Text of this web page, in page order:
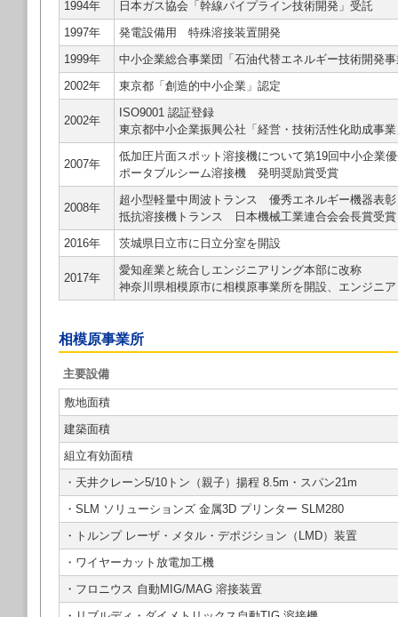
1994年
日本ガス協会「幹線パイプライン技術開発」受託
1997年
発電設備用 特殊溶接装置開発
1999年
中小企業総合事業団「石油代替エネルギー技術開発
2002年
東京都「創造的中小企業」認定
2002年
ISO9001 認証登録
東京都中小企業振興公社「経営・技術活性化助成事
2007年
低加圧片面スポット溶接機について第19回中小企業
ポータブルシーム溶接機 発明奨励賞受賞
2008年
超小型軽量中周波トランス 優秀エネルギー機器表彰
抵抗溶接機トランス 日本機械工業連合会会長賞受賞
2016年
茨城県日立市に日立分室を開設
2017年
愛知産業と統合しエンジニアリング本部に改称
神奈川県相模原市に相模原事業所を開設、エンジニ
相模原事業所
主要設備
敷地面積
建築面積
組立有効面積
・天井クレーン5/10トン（親子）揚程 8.5m・スパン21m
・SLM ソリューションズ 金属3D プリンター SLM280
・トルンプ レーザ・メタル・デポジション（LMD）装置
・ワイヤーカット放電加工機
・フロニウス 自動MIG/MAG 溶接装置